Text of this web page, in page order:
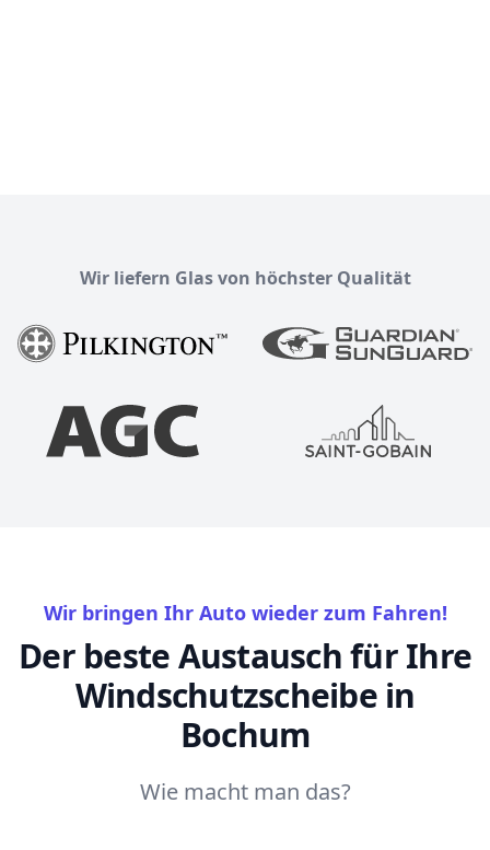
Wir liefern Glas von höchster Qualität
Wir bringen Ihr Auto wieder zum Fahren!
Der beste Austausch für Ihre
Windschutzscheibe in
Bochum
Wie macht man das?